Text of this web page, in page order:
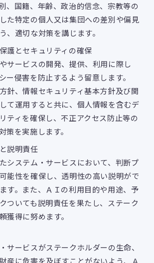
、国籍、年齢、政治的信念、宗教等の
た特定の個人又は集団への差別や偏見
、適切な対策を講じます。
護とセキュリティの確保
サービスの開発、提供、利用に際し
ー侵害を防止するよう留意します。
針、情報セキュリティ基本方針及び関
て運用すると共に、個人情報を含むデ
ティを確保し、不正アクセス防止等の
策を実施します。
説明責任
システム・サービスにおいて、判断プ
能性を確保し、透明性の高い説明がで
す。また、ＡＩの利用目的や用途、予
ついても説明責任を果たし、ステーク
獲得に努めます。
サービスがステークホルダーの生命、
産に危害を及ぼすことがないよう、Ａ